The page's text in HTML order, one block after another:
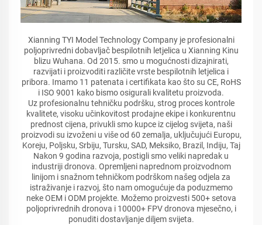
Xianning TYI Model Technology Company je profesionalni
poljoprivredni dobavljač bespilotnih letjelica u Xianning Kinu
blizu Wuhana. Od 2015. smo u mogućnosti dizajnirati,
razvijati i proizvoditi različite vrste bespilotnih letjelica i
pribora. Imamo 11 patenata i certifikata kao što su CE, RoHS
i ISO 9001 kako bismo osigurali kvalitetu proizvoda.
Uz profesionalnu tehničku podršku, strog proces kontrole
kvalitete, visoku učinkovitost prodajne ekipe i konkurentnu
prednost cijena, privukli smo kupce iz cijelog svijeta, naši
proizvodi su izvoženi u više od 60 zemalja, uključujući Europu,
Koreju, Poljsku, Srbiju, Tursku, SAD, Meksiko, Brazil, Indiju, Taj
Nakon 9 godina razvoja, postigli smo veliki napredak u
industriji dronova. Opremljeni naprednom proizvodnom
linijom i snažnom tehničkom podrškom našeg odjela za
istraživanje i razvoj, što nam omogućuje da poduzmemo
neke OEM i ODM projekte. Možemo proizvesti 500+ setova
poljoprivrednih dronova i 10000+ FPV dronova mjesečno, i
ponuditi dostavljanje diljem svijeta.